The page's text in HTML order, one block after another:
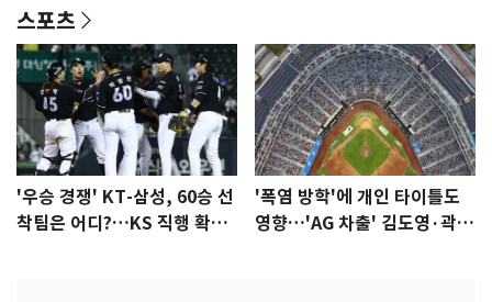
스포츠
'우승 경쟁' KT-삼성, 60승 선
착팀은 어디?…KS 직행 확률
'폭염 방학'에 개인 타이틀도
영향…'AG 차출' 김도영·곽빈